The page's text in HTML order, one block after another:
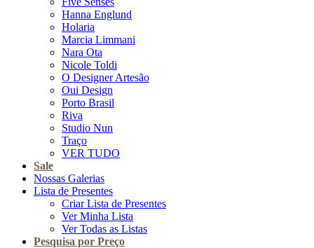
Hanna Englund
Holaria
Marcia Limmani
Nara Ota
Nicole Toldi
O Designer Artesão
Oui Design
Porto Brasil
Riva
Studio Nun
Traço
VER TUDO
Sale
Nossas Galerias
Lista de Presentes
Criar Lista de Presentes
Ver Minha Lista
Ver Todas as Listas
Pesquisa por Preço